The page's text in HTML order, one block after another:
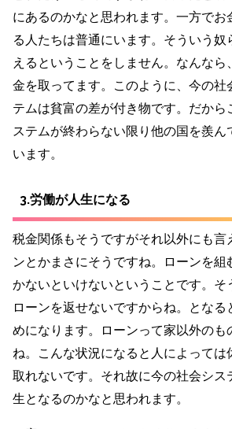
にあるのかなと思われます。一方でお
る人たちは普通にいます。そういう奴
えるということをしません。なんなら
金を取ってます。このように、今の社
テムは貧富の差が付き物です。だから
ステムが終わらない限り他の国を羨ん
います。
3.労働が人生になる
税金関係もそうですがそれ以外にも言
ンとかまさにそうですね。ローンを組
かないといけないということです。そ
ローンを返せないですからね。となる
めになります。ローンって家以外のも
ね。こんな状況になると人によっては
取れないです。それ故に今の社会シス
生となるのかなと思われます。